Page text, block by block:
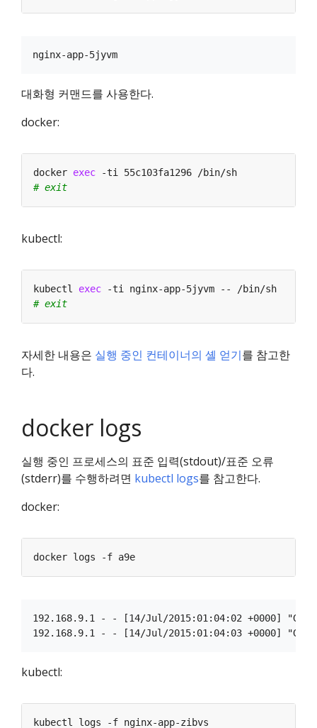
대화형 커맨드를 사용한다.
docker:
docker exec
# exit
kubectl:
kubectl exec
# exit
자세한 내용은 실행 중인 컨테이너의 셸 얻기를 참고한
다.
docker logs
실행 중인 프로세스의 표준 입력(stdout)/표준 오류
(stderr)를 수행하려면 kubectl logs를 참고한다.
docker:
192.168.9.1 - - [14/Jul/2015:01:04:02 +0000]
kubectl: